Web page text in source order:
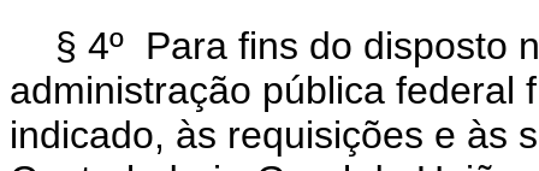
§ 4º Para fins do disposto
administração pública federal
indicado, às requisições e às